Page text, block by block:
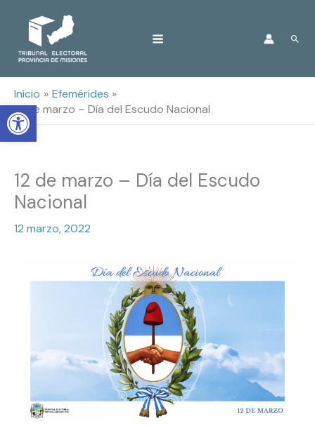
Open toolbar
Inicio
Efemérides
12 de marzo – Día del Escudo Nacional
12 de marzo – Día del Escudo
Nacional
12 marzo, 2022